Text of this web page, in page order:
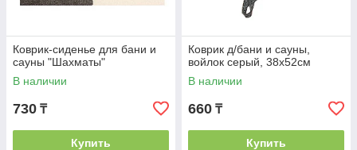
Коврик-сиденье для бани и
сауны "Шахматы"
В наличии
730 ₸
Купить
Коврик д/бани и сауны,
войлок серый, 38х52см
В наличии
660 ₸
Купить